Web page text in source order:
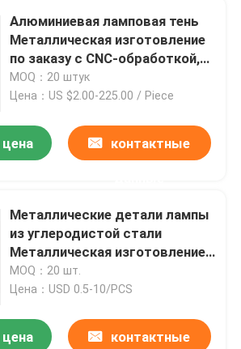
Алюминиевая ламповая тень
Металлическая изготовление
по заказу с CNC-обработкой,
изгибкой, сваркой
MOQ：20 штук
Цена：US $2.00-225.00 / Piece
контактные
Металлические детали лампы
из углеродистой стали
Металлическая изготовление
по заказу с использованием
станковой обработки
MOQ：20 шт.
Цена：USD 0.5-10/PCS
контактные